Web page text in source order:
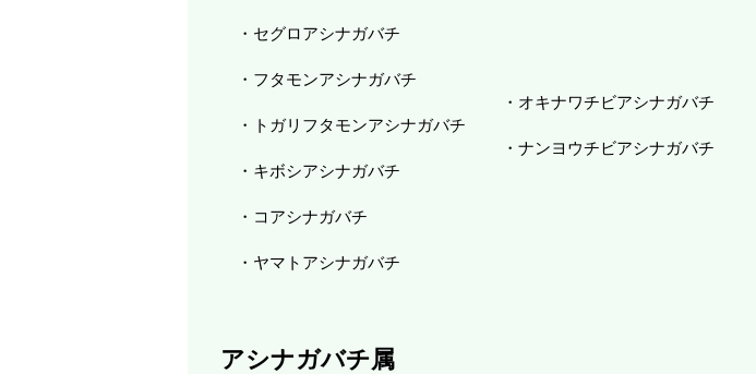
・セグロアシナガバチ
・フタモンアシナガバチ
・トガリフタモンアシナガバチ
・キボシアシナガバチ
・コアシナガバチ
・ヤマトアシナガバチ
・オキナワチビアシナガバチ
・ナンヨウチビアシナガバチ
アシナガバチ属